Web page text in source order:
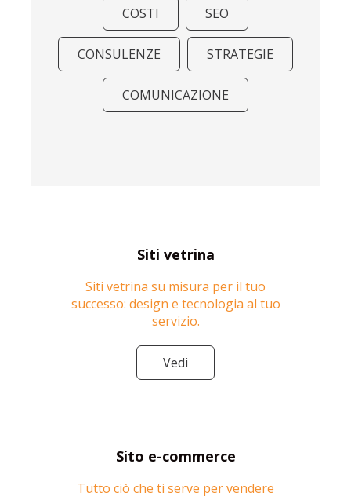
COSTI SEO
CONSULENZE STRATEGIE
COMUNICAZIONE
Siti vetrina
Siti vetrina su misura per il tuo
successo: design e tecnologia al tuo
servizio.
Vedi
Sito e-commerce
Tutto ciò che ti serve per vendere